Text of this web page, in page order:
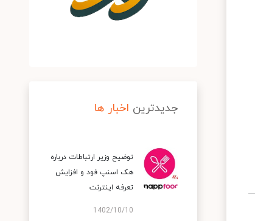
جدیدترین اخبار ها
توضیح وزیر ارتباطات درباره
هک اسنپ‌ فود و افزایش
تعرفه اینترنت
1402/10/10